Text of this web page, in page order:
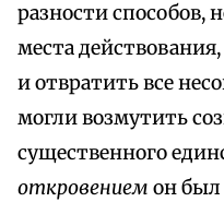
разности способов,
места
и отвратить все
могли возмутить
существенного
откровением он был